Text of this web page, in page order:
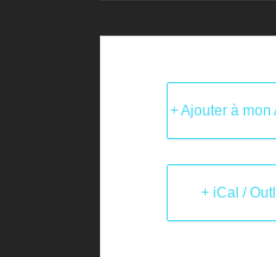
+ Ajouter à
+ iCal /